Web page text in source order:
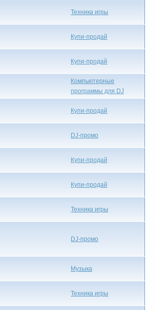
Техника игры
Купи-продай
Купи-продай
Компьютерные
программы для DJ
Купи-продай
DJ-промо
Купи-продай
Купи-продай
Техника игры
DJ-промо
Музыка
Техника игры